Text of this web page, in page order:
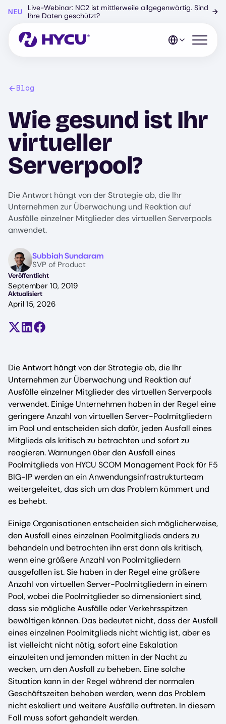
Hauptinhalt
NEU
Live-Webinar: NC2 ist mittlerweile allgegenwärtig. Sind
Ihre Daten geschützt?
→
Mobiles
Blog
Wie gesund ist Ihr
virtueller
Serverpool?
Die Antwort hängt von der Strategie ab, die Ihr
Unternehmen zur Überwachung und Reaktion auf
Ausfälle einzelner Mitglieder des virtuellen Serverpools
anwendet.
ImageSubbiah Sundaram
SVP of Product
Veröffentlicht
September 10, 2019
Aktualisiert
April 15, 2026
Teilen auf X (früher Twitter)
Auf LinkedIn teilen
Auf Facebook teilen
Die Antwort hängt von der Strategie ab, die Ihr
Unternehmen zur Überwachung und Reaktion auf
Ausfälle einzelner Mitglieder des virtuellen Serverpools
verwendet. Einige Unternehmen haben in der Regel eine
geringere Anzahl von virtuellen Server-Poolmitgliedern
im Pool und entscheiden sich dafür, jeden Ausfall eines
Mitglieds als kritisch zu betrachten und sofort zu
reagieren. Warnungen über den Ausfall eines
Poolmitglieds von HYCU SCOM Management Pack für F5
BIG-IP werden an ein Anwendungsinfrastrukturteam
weitergeleitet, das sich um das Problem kümmert und
es behebt.
Einige Organisationen entscheiden sich möglicherweise,
den Ausfall eines einzelnen Poolmitglieds anders zu
behandeln und betrachten ihn erst dann als kritisch,
wenn eine größere Anzahl von Poolmitgliedern
ausgefallen ist. Sie haben in der Regel eine größere
Anzahl von virtuellen Server-Poolmitgliedern in einem
Pool, wobei die Poolmitglieder so dimensioniert sind,
dass sie mögliche Ausfälle oder Verkehrsspitzen
bewältigen können. Das bedeutet nicht, dass der Ausfall
eines einzelnen Poolmitglieds nicht wichtig ist, aber es
ist vielleicht nicht nötig, sofort eine Eskalation
einzuleiten und jemanden mitten in der Nacht zu
wecken, um den Ausfall zu beheben. Eine solche
Situation kann in der Regel während der normalen
Geschäftszeiten behoben werden, wenn das Problem
nicht eskaliert und weitere Ausfälle auftreten. In diesem
Fall muss sofort gehandelt werden.